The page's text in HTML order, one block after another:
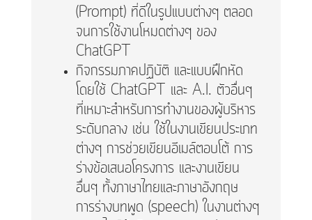
(Prompt) ที่ดีในรูปแบบต่างๆ ตลอด
จนการใช้งานโหมดต่างๆ ของ
ChatGPT
กิจกรรมภาคปฏิบัติ และแบบฝึกหัด
โดยใช้ ChatGPT และ A.I. ตัวอื่นๆ
ที่เหมาะสำหรับการทำงานของผู้บริหาร
ระดับกลาง เช่น ใช้ในงานเขียนประเภท
ต่างๆ การช่วยเขียนอีเมล์ตอบโต้ การ
ร่างข้อเสนอโครงการ และงานเขียน
อื่นๆ ทั้งภาษาไทยและภาษาอังกฤษ
การร่างบทพูด (speech) ในงานต่างๆ